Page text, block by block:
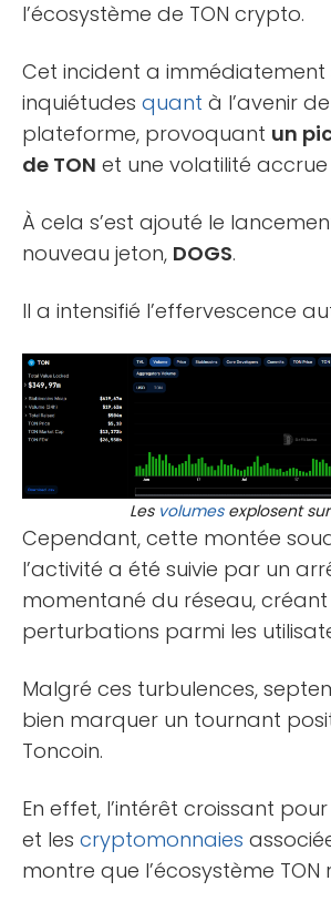
l’écosystème de TON crypto.
Cet incident a immédiatement
inquiétudes quant à l’avenir
plateforme, provoquant un
de TON et une volatilité
À cela s’est ajouté le
nouveau jeton, DOGS.
Il a intensifié l’effervescence
Les volumesexplosent sur
Cependant, cette montée
l’activité a été suivie par un
momentané du réseau,
perturbations parmi les
Malgré ces turbulences,
bien marquer un tournant
Toncoin.
En effet, l’intérêt croissant
et les cryptomonnaies
montre que l’écosystème TON